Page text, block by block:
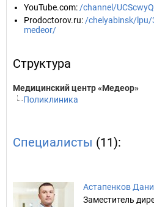
YouTube.com: /channel/
Prodoctorov.ru: /chelyabinsk/lpu/
medeor/
Структура
Медицинский центр «Медеор»
Поликлиника
Специалисты (11):
Астапенков
Заместитель